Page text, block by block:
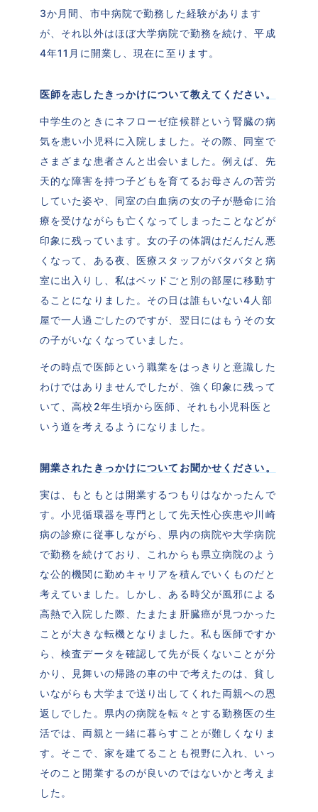
3か月間、市中病院で勤務した経験があります
が、それ以外はほぼ大学病院で勤務を続け、平成
4年11月に開業し、現在に至ります。
医師を志したきっかけについて教えてください。
中学生のときにネフローゼ症候群という腎臓の病
気を患い小児科に入院しました。その際、同室で
さまざまな患者さんと出会いました。例えば、先
天的な障害を持つ子どもを育てるお母さんの苦労
していた姿や、同室の白血病の女の子が懸命に治
療を受けながらも亡くなってしまったことなどが
印象に残っています。女の子の体調はだんだん悪
くなって、ある夜、医療スタッフがバタバタと病
室に出入りし、私はベッドごと別の部屋に移動す
ることになりました。その日は誰もいない4人部
屋で一人過ごしたのですが、翌日にはもうその女
の子がいなくなっていました。
その時点で医師という職業をはっきりと意識した
わけではありませんでしたが、強く印象に残って
いて、高校2年生頃から医師、それも小児科医と
いう道を考えるようになりました。
開業されたきっかけについてお聞かせください。
実は、もともとは開業するつもりはなかったんで
す。小児循環器を専門として先天性心疾患や川崎
病の診療に従事しながら、県内の病院や大学病院
で勤務を続けており、これからも県立病院のよう
な公的機関に勤めキャリアを積んでいくものだと
考えていました。しかし、ある時父が風邪による
高熱で入院した際、たまたま肝臓癌が見つかった
ことが大きな転機となりました。私も医師ですか
ら、検査データを確認して先が長くないことが分
かり、見舞いの帰路の車の中で考えたのは、貧し
いながらも大学まで送り出してくれた両親への恩
返しでした。県内の病院を転々とする勤務医の生
活では、両親と一緒に暮らすことが難しくなりま
す。そこで、家を建てることも視野に入れ、いっ
そのこと開業するのが良いのではないかと考えま
した。